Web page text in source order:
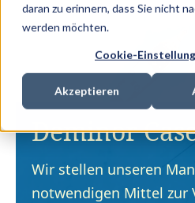
daran zu erinnern, dass Sie nicht
werden möchten.
Cookie-
Akzeptieren
Deminor
Wir stellen unseren
notwendigen Mittel zur